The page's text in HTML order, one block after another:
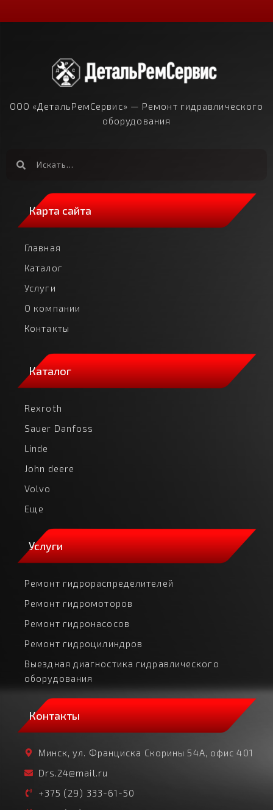
ООО «ДетальРемСервис» — Ремонт гидравлического
оборудования
Карта сайта
Главная
Каталог
Услуги
О компании
Контакты
Каталог
Rexroth
Sauer Danfoss
Linde
John deere
Volvo
Еще
Услуги
Ремонт гидрораспределителей
Ремонт гидромоторов
Ремонт гидронасосов
Ремонт гидроцилиндров
Выездная диагностика гидравлического
оборудования
Контакты
Минск, ул. Франциска Скорины 54А, офис 401
Drs.24@mail.ru
+375 (29) 333-61-50